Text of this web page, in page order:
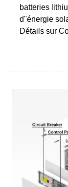
batteries
d''énergie
Détails sur